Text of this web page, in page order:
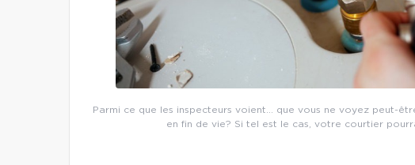
Parmi ce que les inspecteurs voient… que vous ne voyez peut-
en fin de vie? Si tel est le cas, votre courtier